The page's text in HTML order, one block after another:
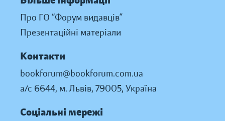
Про ГО “Форум видавців”
Презентаційні матеріали
Контакти
bookforum@bookforum.com.ua
а/с 6644, м. Львів, 79005, Україна
Соціальні мережі